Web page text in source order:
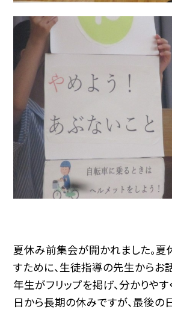
夏休み前集会が開かれました。夏
すために、生徒指導の先生からお
年生がフリップを掲げ、分かりやす
日から長期の休みですが、最後